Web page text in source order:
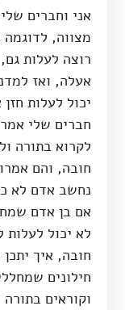
אני וחברים
מצווה,
רוצה לעלות
אעלה, ואז
יכול לעלות
חברים שלי
לקרוא בתורה
חובה, והם
נחשב אדם לא
אם בן אדם
לא יכול לעלות
חובה, איך
חילונים
וקוראים